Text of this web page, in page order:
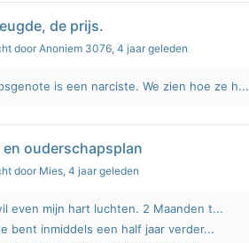
de prijs.
door Anoniem 3076, 4 jaar geleden
is een narciste. We zien hoe ze h...
en ouderschapsplan
door Mies, 4 jaar geleden
even mijn hart luchten. 2 Maanden t...
bent inmiddels een half jaar verder...